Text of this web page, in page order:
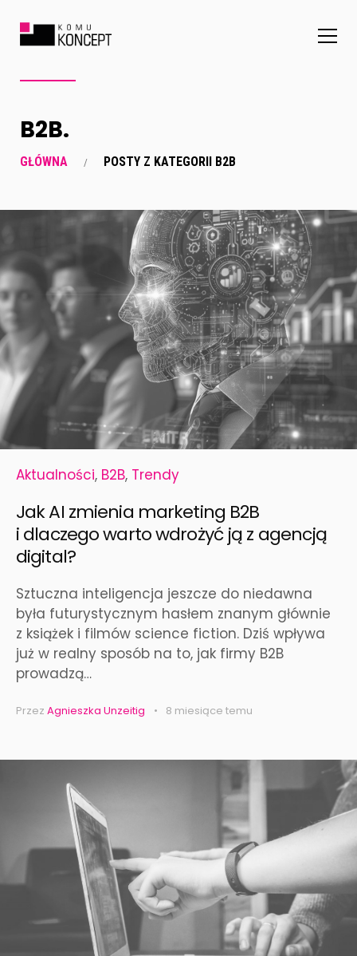
B2B.
GŁÓWNA POSTY Z KATEGORII B2B
Aktualności, B2B, Trendy
Jak AI zmienia marketing B2B
i dlaczego warto wdrożyć ją z agencją
digital?
Sztuczna inteligencja jeszcze do niedawna
była futurystycznym hasłem znanym głównie
z książek i filmów science fiction. Dziś wpływa
już w realny sposób na to, jak firmy B2B
prowadzą…
Przez Agnieszka Unzeitig 8 miesiące temu